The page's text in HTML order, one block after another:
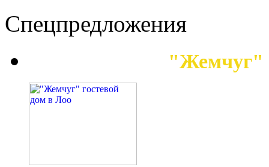
Спецпредложения
"Жемчуг"